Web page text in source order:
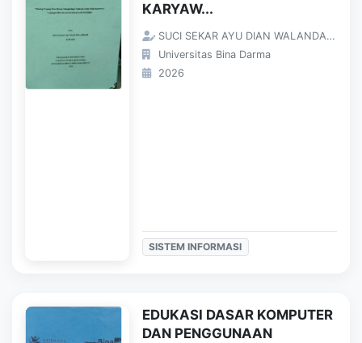
KARYAW...
SUCI SEKAR AYU DIAN WALANDARI;
Universitas Bina Darma
2026
SISTEM INFORMASI
EDUKASI DASAR KOMPUTER
DAN PENGGUNAAN